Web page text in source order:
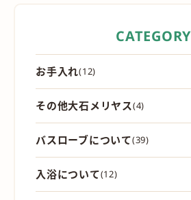
CATEGORY
お手入れ(12)
その他大石メリヤス(4)
バスローブについて(39)
入浴について(12)